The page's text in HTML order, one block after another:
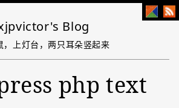
Blog
，上灯台，两只耳朵竖起来
php text